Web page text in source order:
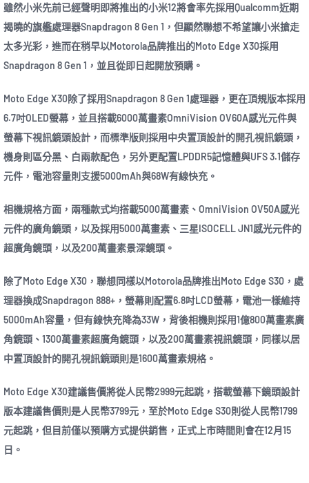
雖然小米先前已經聲明即將推出的小米12將會率先採用Qualcomm近期
揭曉的旗艦處理器Snapdragon 8 Gen 1，但顯然聯想不希望讓小米搶走
太多光彩，進而在稍早以Motorola品牌推出的Moto Edge X30採用
Snapdragon 8 Gen 1，並且從即日起開放預購。
Moto Edge X30除了採用Snapdragon 8 Gen 1處理器，更在頂規版本採用
6.7吋OLED螢幕，並且搭載6000萬畫素OmniVision OV60A感光元件與
螢幕下視訊鏡頭設計，而標準版則採用中央置頂設計的開孔視訊鏡頭，
機身則區分黑、白兩款配色，另外更配置LPDDR5記憶體與UFS 3.1儲存
元件，電池容量則支援5000mAh與68W有線快充。
相機規格方面，兩種款式均搭載5000萬畫素、OmniVision OV50A感光
元件的廣角鏡頭，以及採用5000萬畫素、三星ISOCELL JN1感光元件的
超廣角鏡頭，以及200萬畫素景深鏡頭。
除了Moto Edge X30，聯想同樣以Motorola品牌推出Moto Edge S30，處
理器換成Snapdragon 888+，螢幕則配置6.8吋LCD螢幕，電池一樣維持
5000mAh容量，但有線快充降為33W，背後相機則採用1億800萬畫素廣
角鏡頭、1300萬畫素超廣角鏡頭，以及200萬畫素視訊鏡頭，同樣以居
中置頂設計的開孔視訊鏡頭則是1600萬畫素規格。
Moto Edge X30建議售價將從人民幣2999元起跳，搭載螢幕下鏡頭設計
版本建議售價則是人民幣3799元，至於Moto Edge S30則從人民幣1799
元起跳，但目前僅以預購方式提供銷售，正式上市時間則會在12月15
日。